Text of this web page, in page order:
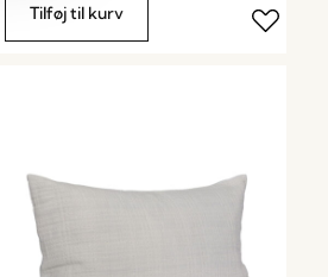
Tilføj til kurv